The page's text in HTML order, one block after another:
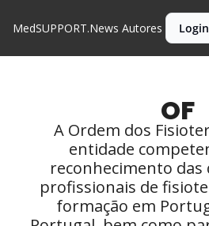
MedSUPPORT.News Autores Login
OF
A Ordem dos
entidade
reconhecimento das
profissionais de
formação em